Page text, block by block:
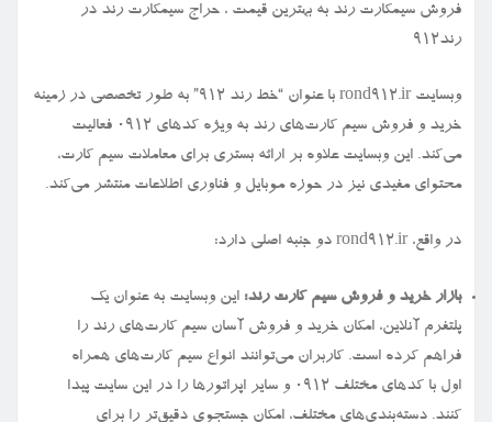
فروش سیمكارت رند به بهترین قیمت ، حراج سیمكارت رند در
رند912
وبسایت rond912.ir با عنوان “خط رند ۹۱۲” به طور تخصصی در زمینه
خرید و فروش سیم کارت‌های رند به ویژه کدهای ۰۹۱۲ فعالیت
می‌کند. این وبسایت علاوه بر ارائه بستری برای معاملات سیم کارت،
محتوای مفیدی نیز در حوزه موبایل و فناوری اطلاعات منتشر می‌کند.
در واقع، rond912.ir دو جنبه اصلی دارد:
بازار خرید و فروش سیم کارت رند: این وبسایت به عنوان یک
پلتفرم آنلاین، امکان خرید و فروش آسان سیم کارت‌های رند را
فراهم کرده است. کاربران می‌توانند انواع سیم کارت‌های همراه
اول با کدهای مختلف ۰۹۱۲ و سایر اپراتورها را در این سایت پیدا
کنند. دسته‌بندی‌های مختلف، امکان جستجوی دقیق‌تر را برای